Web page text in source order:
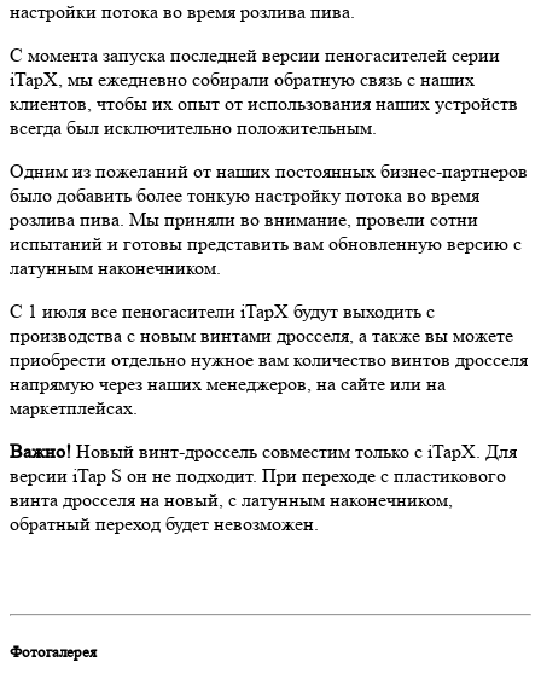
настройки потока во время розлива пива.
С момента запуска последней версии пеногасителей серии
iTapX, мы ежедневно собирали обратную связь с наших
клиентов, чтобы их опыт от использования наших устройств
всегда был исключительно положительным.
Одним из пожеланий от наших постоянных бизнес-партнеров
было добавить более тонкую настройку потока во время
розлива пива. Мы приняли во внимание, провели сотни
испытаний и готовы представить вам обновленную версию с
латунным наконечником.
С 1 июля все пеногасители iTapX будут выходить с
производства с новым винтами дросселя, а также вы можете
приобрести отдельно нужное вам количество винтов дросселя
напрямую через наших менеджеров, на сайте или на
маркетплейсах.
Важно! Новый винт-дроссель совместим только с iTapX. Для
версии iTap S он не подходит. При переходе с пластикового
винта дросселя на новый, с латунным наконечником,
обратный переход будет невозможен.
Фотогалерея